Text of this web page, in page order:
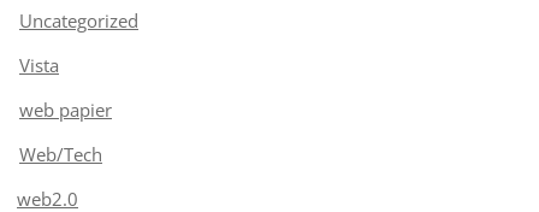
Uncategorized
Vista
web papier
Web/Tech
web2.0